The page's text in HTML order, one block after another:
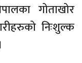
गोताखोर
निःशुल्क